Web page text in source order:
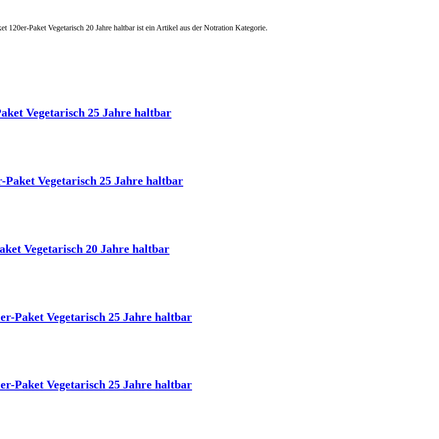
Paket Vegetarisch 20 Jahre haltbar ist ein Artikel aus der Notration Kategorie.
Vegetarisch 25 Jahre haltbar
Vegetarisch 25 Jahre haltbar
Vegetarisch 20 Jahre haltbar
Paket Vegetarisch 25 Jahre haltbar
Paket Vegetarisch 25 Jahre haltbar